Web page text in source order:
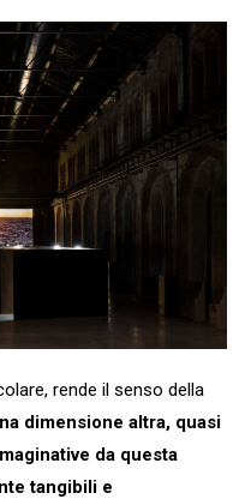
rende il senso della
dimensione altra, quasi
da questa
tangibili e